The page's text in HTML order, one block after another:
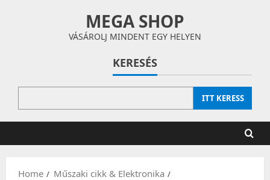
MEGA SHOP
VÁSÁROLJ MINDENT EGY HELYEN
KERESÉS
ITT KERESS
Home
Műszaki cikk & Elektronika